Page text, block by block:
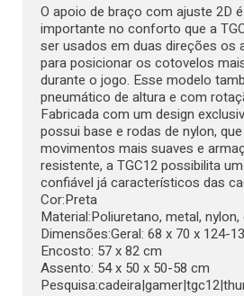
O apoio de braço com ajuste 2D
importante no conforto que a
ser usados em duas direções os
para posicionar os cotovelos
durante o jogo. Esse modelo
pneumático de altura e com
Fabricada com um design
possui base e rodas de nylon,
movimentos mais suaves e
resistente, a TGC12 possibilita
confiável já característicos das
Cor:Preta
Material:Poliuretano, metal,
Dimensões:Geral: 68 x 70 x 124-
Encosto: 57 x 82 cm
Assento: 54 x 50 x 50-58 cm